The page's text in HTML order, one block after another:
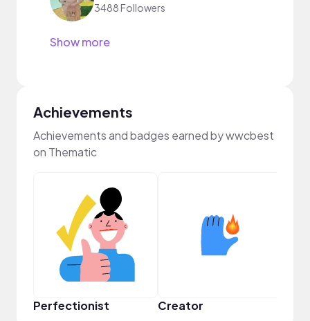
3488 Followers
Show more
Achievements
Achievements and badges earned by wwcbest
on Thematic
Perfectionist Creator